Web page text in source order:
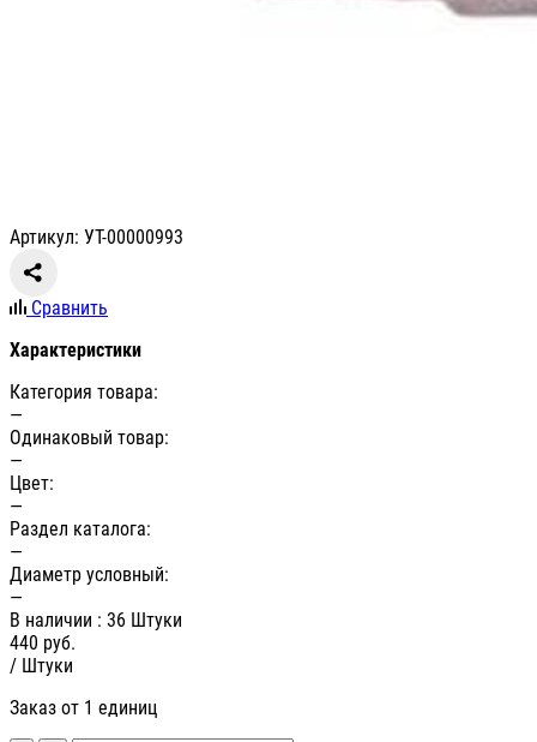
Артикул: УТ-00000993
Сравнить
Характеристики
Категория товара:
—
Одинаковый товар:
—
Цвет:
—
Раздел каталога:
—
Диаметр условный:
—
В наличии : 36 Штуки
440 руб.
/ Штуки
Заказ от 1 единиц